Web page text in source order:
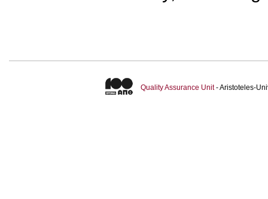
Quality Assurance Unit- Aristoteles-